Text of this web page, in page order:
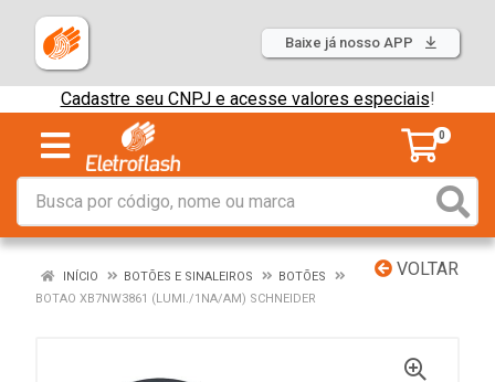
Baixe já nosso APP
Cadastre seu CNPJ e acesse valores especiais!
0
VOLTAR
INÍCIO BOTÕES E SINALEIROS
BOTÕES
BOTAO XB7NW3861 (LUMI./1NA/AM) SCHNEIDER